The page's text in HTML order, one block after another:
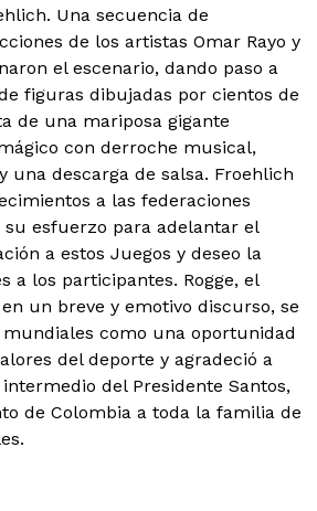
Una secuencia de
de los artistas Omar Rayo y
el escenario, dando paso a
figuras dibujadas por cientos de
de una mariposa gigante
con derroche musical,
una descarga de salsa. Froehlich
a las federaciones
esfuerzo para adelantar el
a estos Juegos y deseo la
a los participantes. Rogge, el
un breve y emotivo discurso, se
como una oportunidad
del deporte y agradeció a
del Presidente Santos,
de Colombia a toda la familia de